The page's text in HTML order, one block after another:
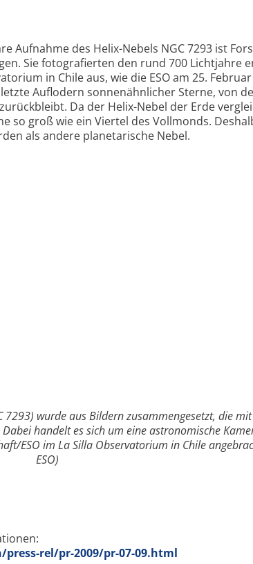
Aufnahme des Helix-Nebels NGC 7293 ist
Sie fotografierten den rund 700 Lichtjahre
in Chile aus, wie die ESO am 25.
Auflodern sonnenähnlicher Sterne, von
Da der Helix-Nebel der Erde
so groß wie ein Viertel des Vollmonds.
als andere planetarische Nebel.
7293) wurde aus Bildern zusammengesetzt, die
handelt es sich um eine astronomische
ESO im La Silla Observatorium in Chile
ESO)
rel/pr-2009/pr-07-09.html